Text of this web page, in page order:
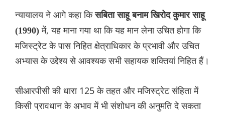
न्यायालय ने आगे कहा किसबिता साहू बनाम खिरोद कुमार साहू
(1990)में, यह माना गया था कि यह मान लेना उचित होगा कि
मजिस्ट्रेट के पास निहित क्षेत्राधिकार के प्रभावी और उचित
अभ्यास के उद्देश्य से आवश्यक सभी सहायक शक्तियां निहित हैं।
सीआरपीसी की धारा 125 के तहत और मजिस्ट्रेट संहिता में
किसी प्रावधान के अभाव में भी संशोधन की अनुमति दे सकता